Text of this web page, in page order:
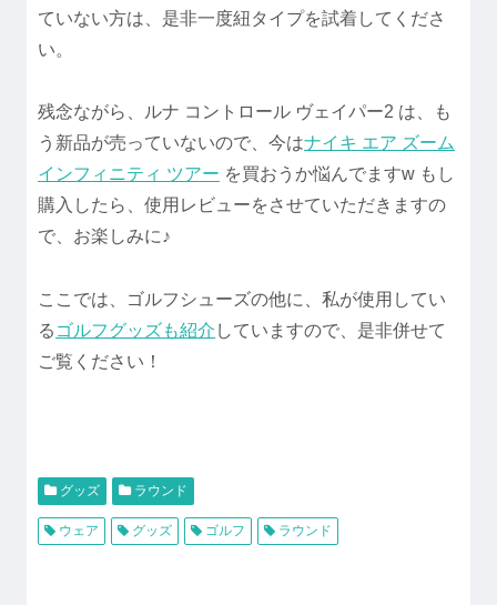
ていない方は、是非一度紐タイプを試着してくださ
い。
残念ながら、ルナ コントロール ヴェイパー2 は、も
う新品が売っていないので、今はナイキ エア ズーム
インフィニティ ツアー を買おうか悩んでますw もし
購入したら、使用レビューをさせていただきますの
で、お楽しみに♪
ここでは、ゴルフシューズの他に、私が使用してい
る ゴルフグッズも紹介 していますので、是非併せて
ご覧ください！
グッズ ラウンド
ウェア グッズ ゴルフ ラウンド